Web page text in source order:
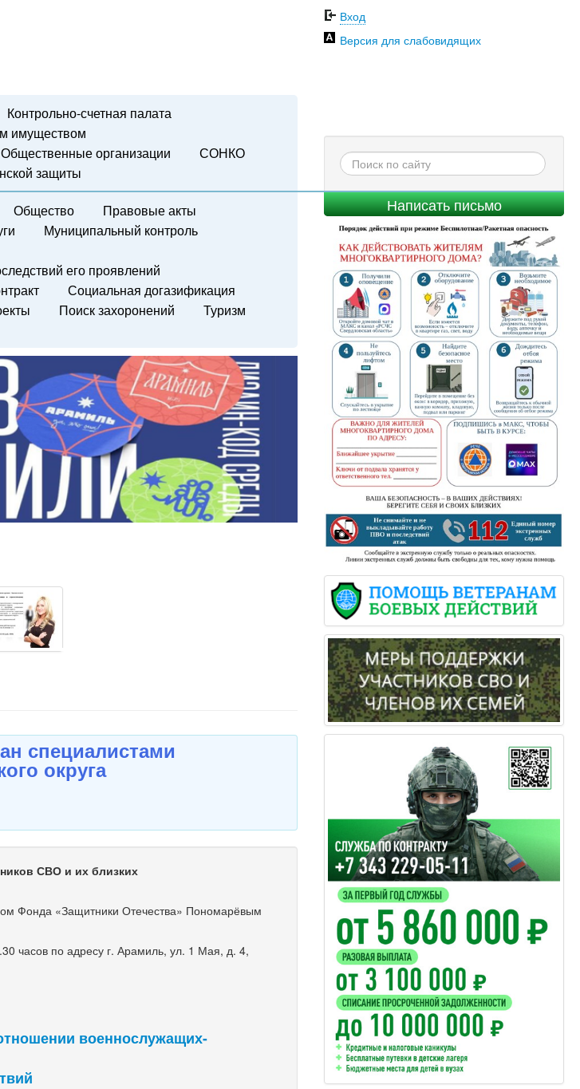
Контрольно-счетная палата
имуществом
Общественные организации
СОНКО
защиты
Вход
Версия для слабовидящих
Написать письмо
Общество
Правовые акты
Муниципальный контроль
его проявлений
Социальная догазификация
Поиск захоронений
Туризм
специалистами
округа
СВО и их близких
Фонда «Защитники Отечества» Пономарёвым
часов по адресу г. Арамиль, ул. 1 Мая, д. 4,
военнослужащих-